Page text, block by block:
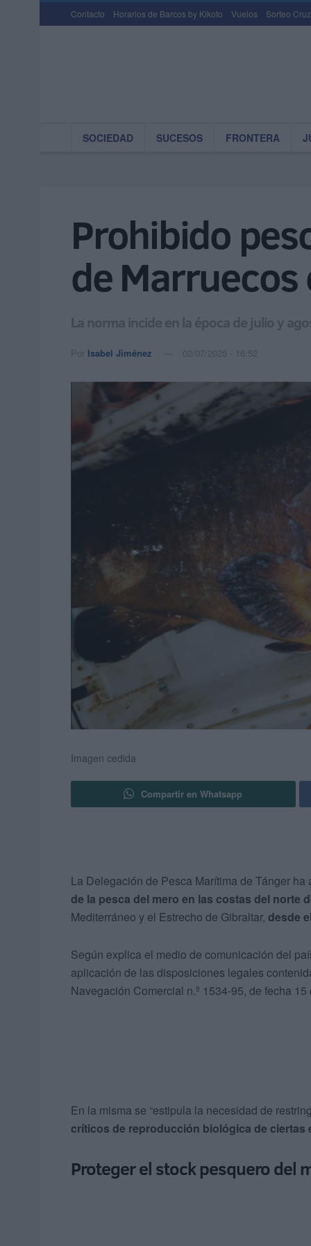
Contacto Horarios de Barcos by Kikoto Vuelos Sorteo
SOCIEDAD SUCESOS FRONTERA
Prohibido
de Marruecos
La norma incide en la época de julio y
Por Isabel Jiménez 02/07/2025 - 16:52
Imagen cedida
Compartir en Whatsapp
La Delegación de Pesca Marítima de Tánger
de la pesca del mero en las costas del norte
Mediterráneo y el Estrecho de Gibraltar, desde
Según explica el medio de comunicación del
aplicación de las disposiciones legales
Navegación Comercial n.º 1534-95, de fecha
En la misma se “estipula la necesidad de
críticos de reproducción biológica de ciertas
Proteger el stock pesquero del